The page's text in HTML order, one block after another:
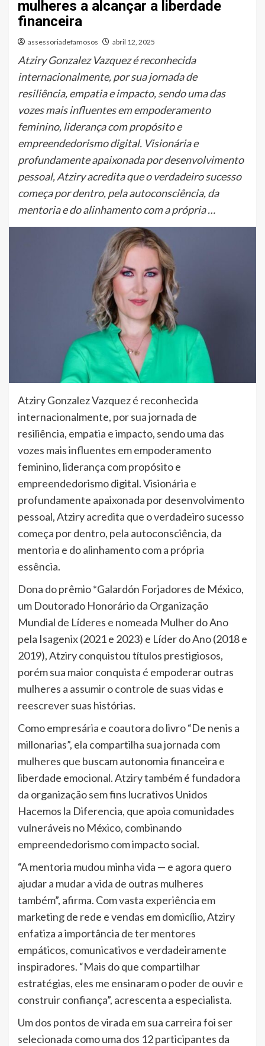
mulheres a alcançar a liberdade
financeira
assessoriadefamosos abril 12, 2025
Atziry Gonzalez Vazquez é reconhecida
internacionalmente, por sua jornada de
resiliência, empatia e impacto, sendo uma das
vozes mais influentes em empoderamento
feminino, liderança com propósito e
empreendedorismo digital. Visionária e
profundamente apaixonada por desenvolvimento
pessoal, Atziry acredita que o verdadeiro sucesso
começa por dentro, pela autoconsciência, da
mentoria e do alinhamento com a própria …
Atziry Gonzalez Vazquez é reconhecida
internacionalmente, por sua jornada de
resiliência, empatia e impacto, sendo uma das
vozes mais influentes em empoderamento
feminino, liderança com propósito e
empreendedorismo digital. Visionária e
profundamente apaixonada por desenvolvimento
pessoal, Atziry acredita que o verdadeiro sucesso
começa por dentro, pela autoconsciência, da
mentoria e do alinhamento com a própria
essência.
Dona do prêmio *Galardón Forjadores de México,
um Doutorado Honorário da Organização
Mundial de Líderes e nomeada Mulher do Ano
pela Isagenix (2021 e 2023) e Líder do Ano (2018 e
2019), Atziry conquistou títulos prestigiosos,
porém sua maior conquista é empoderar outras
mulheres a assumir o controle de suas vidas e
reescrever suas histórias.
Como empresária e coautora do livro “De nenis a
millonarias”, ela compartilha sua jornada com
mulheres que buscam autonomia financeira e
liberdade emocional. Atziry também é fundadora
da organização sem fins lucrativos Unidos
Hacemos la Diferencia, que apoia comunidades
vulneráveis ​​no México, combinando
empreendedorismo com impacto social.
“A mentoria mudou minha vida — e agora quero
ajudar a mudar a vida de outras mulheres
também”, afirma. Com vasta experiência em
marketing de rede e vendas em domicílio, Atziry
enfatiza a importância de ter mentores
empáticos, comunicativos e verdadeiramente
inspiradores. “Mais do que compartilhar
estratégias, eles me ensinaram o poder de ouvir e
construir confiança”, acrescenta a especialista.
Um dos pontos de virada em sua carreira foi ser
selecionada como uma dos 12 participantes da